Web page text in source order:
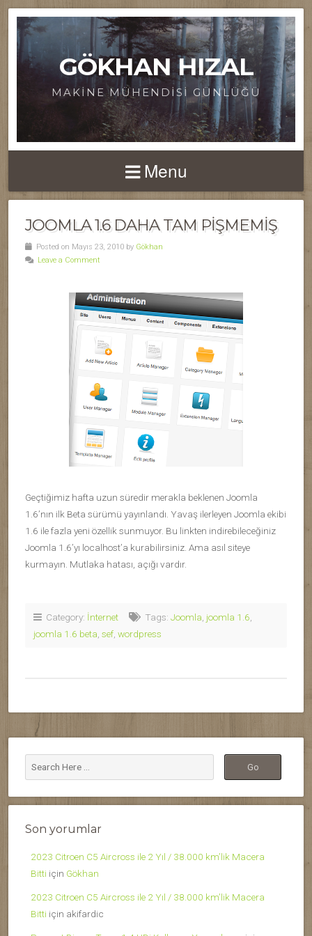
GÖKHAN HIZAL
MAKINE MÜHENDISI GÜNLÜĞÜ
Menu
JOOMLA 1.6 DAHA TAM PIŞMEMIŞ
Posted on Mayıs 23, 2010 by Gökhan
Leave a Comment
Geçtiğimiz hafta uzun süredir merakla beklenen Joomla
1.6’nın ilk Beta sürümü yayınlandı. Yavaş ilerleyen Joomla ekibi
1.6 ile fazla yeni özellik sunmuyor. Bu linkten indirebileceğiniz
Joomla 1.6’yı localhost’a kurabilirsiniz. Ama asıl siteye
kurmayın. Mutlaka hatası, açığı vardır.
Category: İnternet Tags: Joomla joomla 1.6
joomla 1.6 beta sef wordpress
Son yorumlar
2023 Citroen C5 Aircross ile 2 Yıl / 38.000 km’lik Macera
Bitti için Gökhan
2023 Citroen C5 Aircross ile 2 Yıl / 38.000 km’lik Macera
Bitti için akifardic